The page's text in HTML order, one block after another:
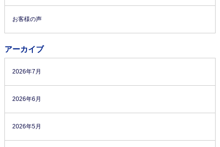
お客様の声
アーカイブ
2026年7月
2026年6月
2026年5月